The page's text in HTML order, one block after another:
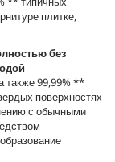
плитке,
без
также 99,99% **
поверхностях
с обычными